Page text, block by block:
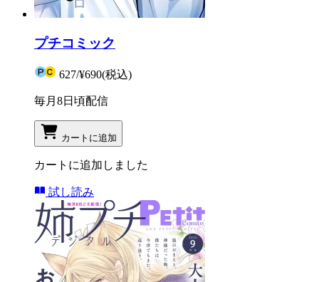
プチコミック
627/¥690(税込)
毎月8日頃配信
カートに追加
カートに追加しました
試し読み